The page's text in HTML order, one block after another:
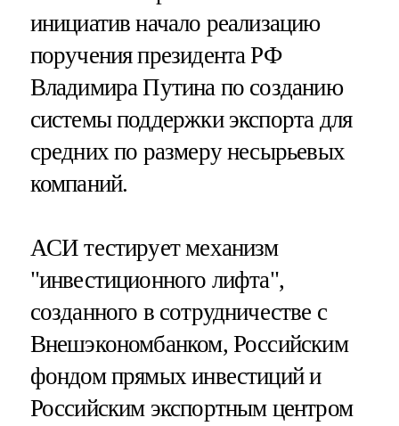
инициатив начало реализацию
поручения президента РФ
Владимира Путина по созданию
системы поддержки экспорта для
средних по размеру несырьевых
компаний.
АСИ тестирует механизм
"инвестиционного лифта",
созданного в сотрудничестве с
Внешэкономбанком, Российским
фондом прямых инвестиций и
Российским экспортным центром